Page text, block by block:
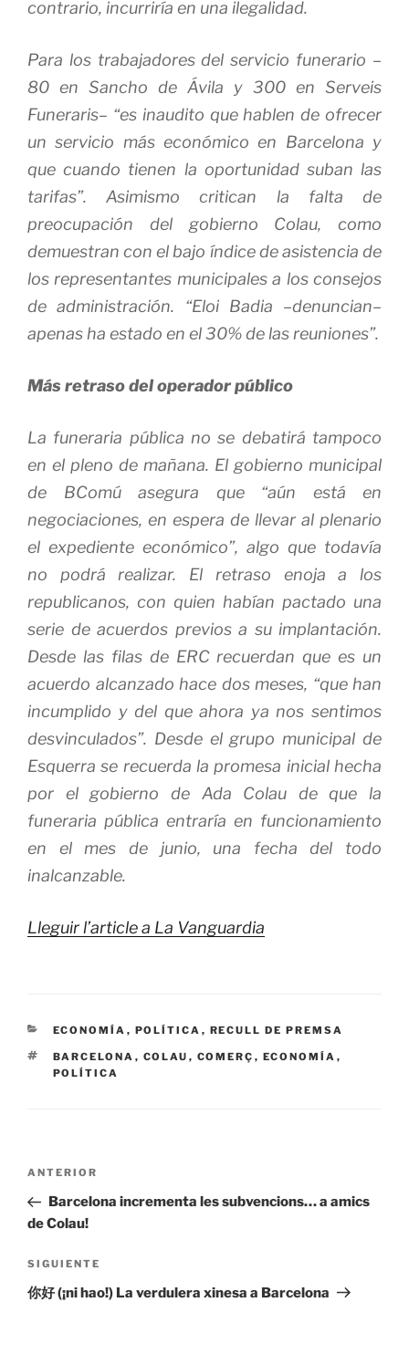
contrario, incurriría en una ilegalidad.
Para los trabajadores del ser­vicio funerario –
80 en Sancho de Ávila y 300 en Serveis
Funeraris– “es inaudito que hablen de ofrecer
un servicio más económico en Bar­celona y
que cuando tienen la oportunidad suban las
tarifas”. Asimismo critican la falta de
preocupación del gobierno Colau, como
demuestran con el bajo índice de asistencia de
los representantes municipales a los consejos
de administración. “Eloi Badia –denuncian–
apenas ha estado en el 30% de las reuniones”.
Más retraso del operador público
La funeraria pública no se debatirá tampoco
en el pleno de mañana. El gobierno municipal
de BComú asegura que “aún está en
negociaciones, en espera de llevar al plenario
el expediente económico”, algo que todavía
no podrá realizar. El retraso enoja a los
republicanos, con quien habían pactado una
serie de acuerdos previos a su implantación.
Desde las filas de ERC recuerdan que es un
acuerdo alcanzado hace dos meses, “que han
incumplido y del que ahora ya nos sentimos
desvinculados”. Desde el grupo municipal de
Esquerra se recuerda la promesa inicial hecha
por el gobierno de Ada Colau de que la
funeraria pública entraría en funcionamiento
en el mes de junio, una fecha del todo
inalcanzable.
Lleguir l’article a La Vanguardia
CATEGORÍAS
ECONOMÍA , POLÍTICA , RECULL DE PREMSA
ETIQUETAS
BARCELONA , COLAU , COMERÇ , ECONOMÍA ,
POLÍTICA
Navegación
entradas
Entrada
anterior:
ANTERIOR
Barcelona incrementa les subvencions… a amics
de Colau!
Siguiente
entrada
SIGUIENTE
你好 (¡ni hao!) La verdulera xinesa a Barcelona